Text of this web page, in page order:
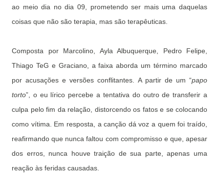
ao meio dia no dia 09, prometendo ser mais uma daquelas
coisas que não são terapia, mas são terapêuticas.
Composta por Marcolino, Ayla Albuquerque, Pedro Felipe,
Thiago TeG e Graciano, a faixa aborda um término marcado
por acusações e versões conflitantes. A partir de um “papo
torto”, o eu lírico percebe a tentativa do outro de transferir a
culpa pelo fim da relação, distorcendo os fatos e se colocando
como vítima. Em resposta, a canção dá voz a quem foi traído,
reafirmando que nunca faltou com compromisso e que, apesar
dos erros, nunca houve traição de sua parte, apenas uma
reação às feridas causadas.